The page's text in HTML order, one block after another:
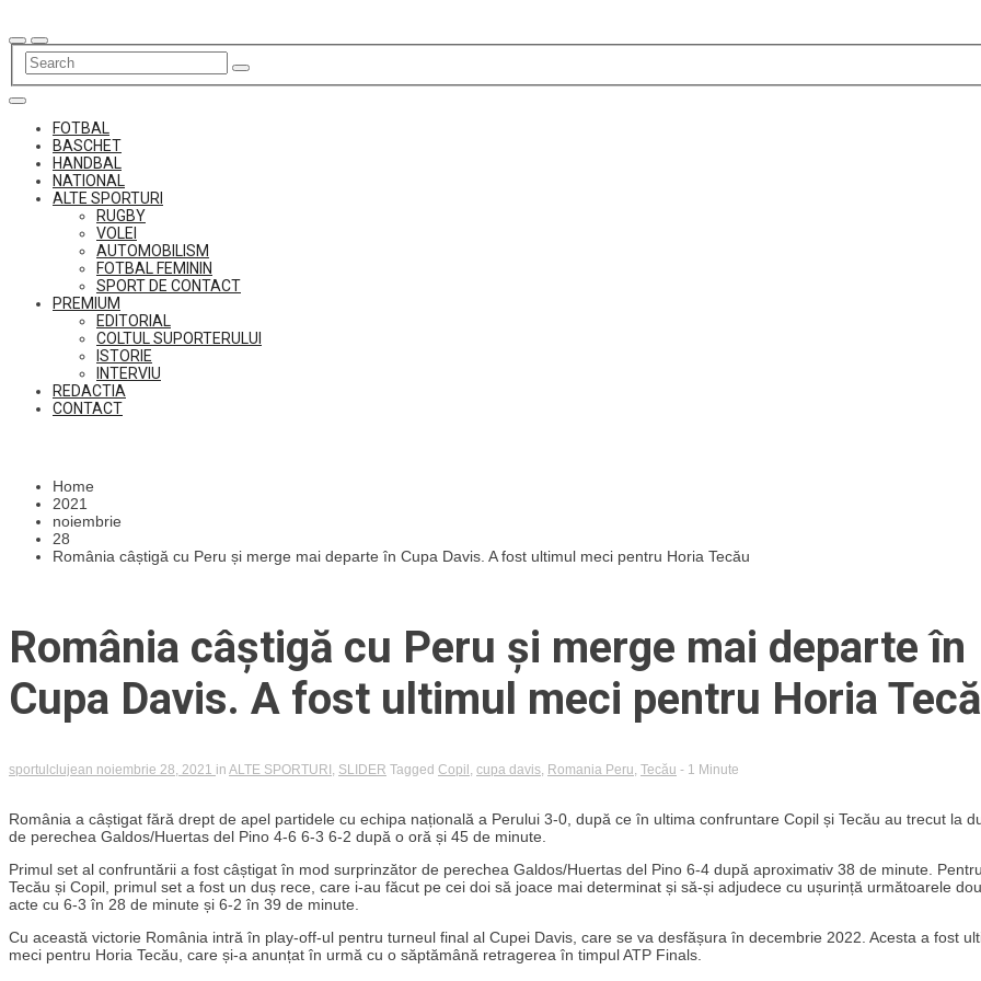
to
content
FOTBAL
BASCHET
HANDBAL
NATIONAL
ALTE SPORTURI
RUGBY
VOLEI
AUTOMOBILISM
FOTBAL FEMININ
SPORT DE CONTACT
PREMIUM
EDITORIAL
COLTUL SUPORTERULUI
ISTORIE
INTERVIU
REDACTIA
CONTACT
Home
2021
noiembrie
28
România câștigă cu Peru și merge mai departe în Cupa Davis. A fost ultimul meci pentru Horia Tecău
România câștigă cu Peru și merge mai departe în
Cupa Davis. A fost ultimul meci pentru Horia
sportulclujean noiembrie 28, 2021 in ALTE SPORTURI SLIDER Tagged Copil cupa davis Romania Peru Tecău - 1 Minute
România a câștigat fără drept de apel partidele cu echipa națională a Perului 3-0, după ce în ultima confruntare Copil și Tecău au trecut la
de perechea Galdos/Huertas del Pino 4-6 6-3 6-2 după o oră și 45 de minute.
Primul set al confruntării a fost câștigat în mod surprinzător de perechea Galdos/Huertas del Pino 6-4 după aproximativ 38 de minute. Pentru
Tecău și Copil, primul set a fost un duș rece, care i-au făcut pe cei doi să joace mai determinat și să-și adjudece cu ușurință următoarele
acte cu 6-3 în 28 de minute și 6-2 în 39 de minute.
Cu această victorie România intră în play-off-ul pentru turneul final al Cupei Davis, care se va desfășura în decembrie 2022. Acesta a fost
meci pentru Horia Tecău, care și-a anunțat în urmă cu o săptămână retragerea în timpul ATP Finals.